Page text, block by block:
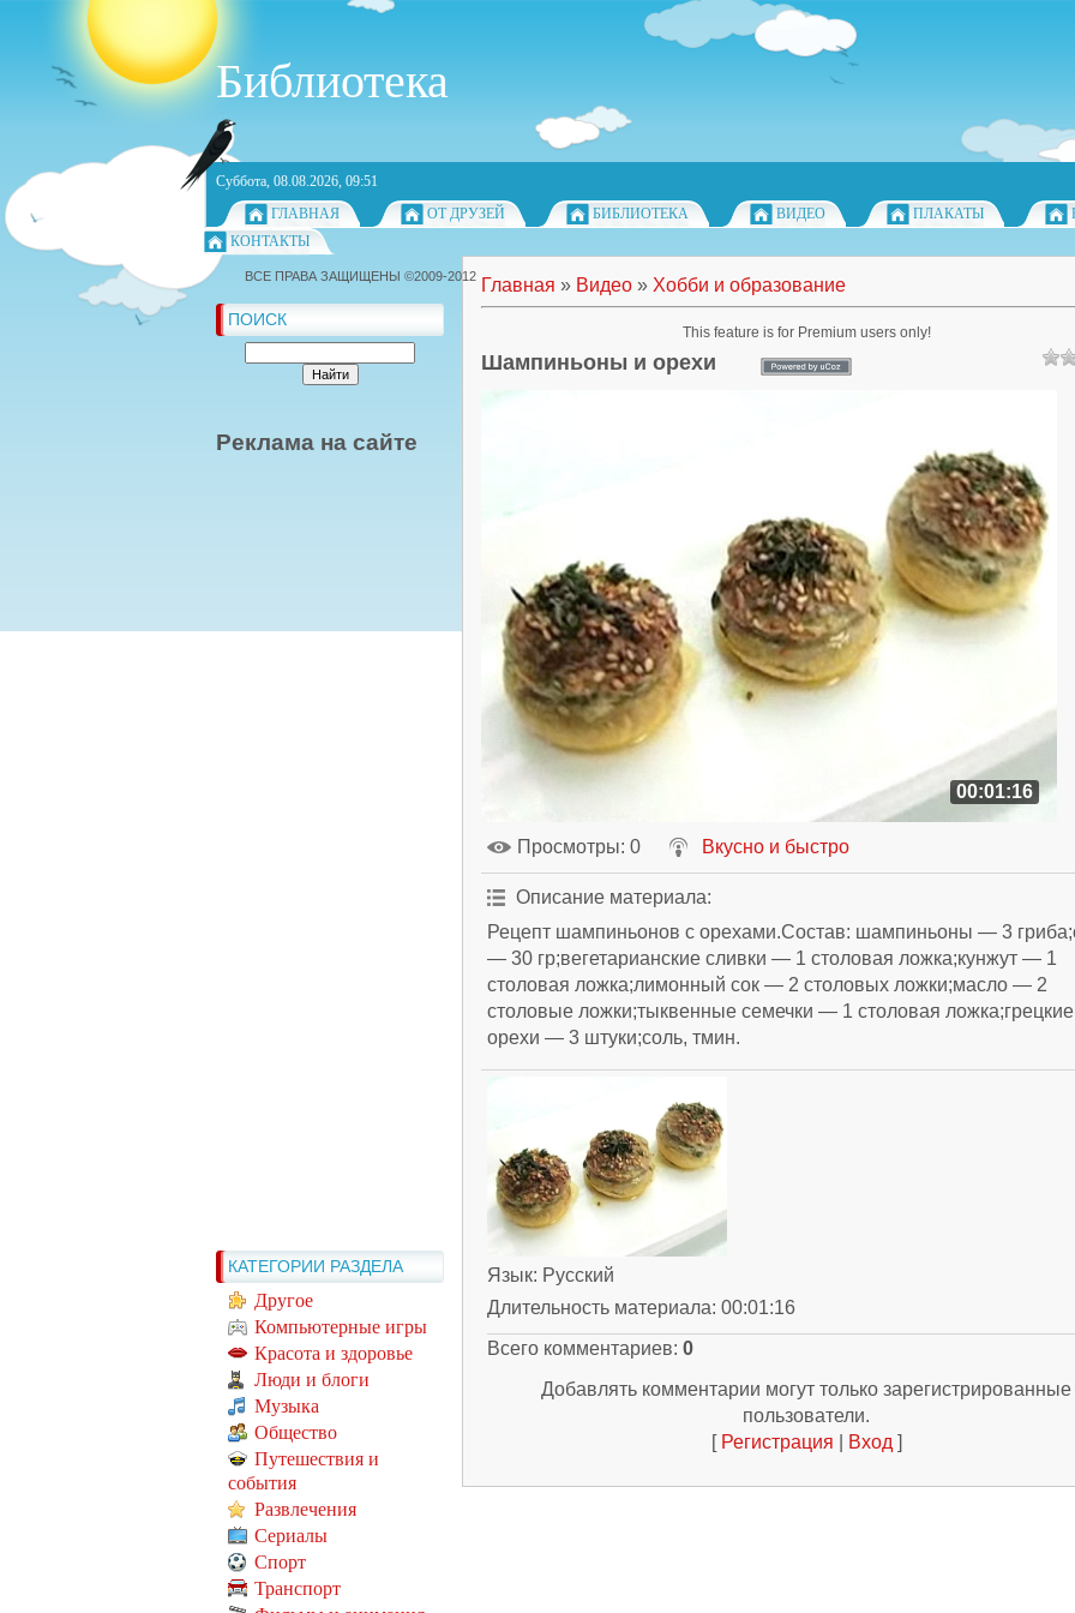
Библиотека
Суббота, 08.08.2026, 09:51
ГЛАВНАЯ
ОТ ДРУЗЕЙ БИБЛИОТЕКА ВИДЕО ПЛАКАТЫ
КОНТАКТЫ
ПОИСК
Реклама на сайте
КАТЕГОРИИ РАЗДЕЛА
Другое
Компьютерные игры
Красота и здоровье
Люди и блоги
Музыка
Общество
Путешествия и
события
Развлечения
Сериалы
Спорт
Транспорт
Главная » Видео » Хобби и образование
Шампиньоны и орехи
00:01:16
Просмотры: 0 Вкусно и быстро
Описание материала:
Рецепт шампиньонов с орехами.Состав: шампиньоны — 3
— 30 гр;вегетарианские сливки — 1 столовая ложка;кунжут — 1
столовая ложка;лимонный сок — 2 столовых ложки;масло — 2
столовые ложки;тыквенные семечки — 1 столовая ложка;грецкие
орехи — 3 штуки;соль, тмин.
Язык: Русский
Длительность материала: 00:01:16
Всего комментариев: 0
Добавлять комментарии могут только зарегистрированные
пользователи.
[ Регистрация Вход ]
ВСЕ ПРАВА ЗАЩИЩЕНЫ ©2009-2012
This feature is for Premium users only!